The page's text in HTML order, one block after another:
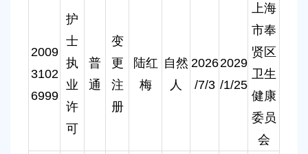
2009
3102
6999
护
士
执
业
许
可
普
通
变
更
注
册
陆红
梅
自然
人
2026
/7/3
2029
/1/25
上海
市奉
贤区
卫生
健康
委员
会